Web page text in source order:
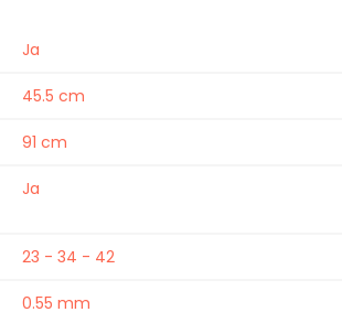
Ja
45.5 cm
91 cm
Ja
23 - 34 - 42
0.55 mm